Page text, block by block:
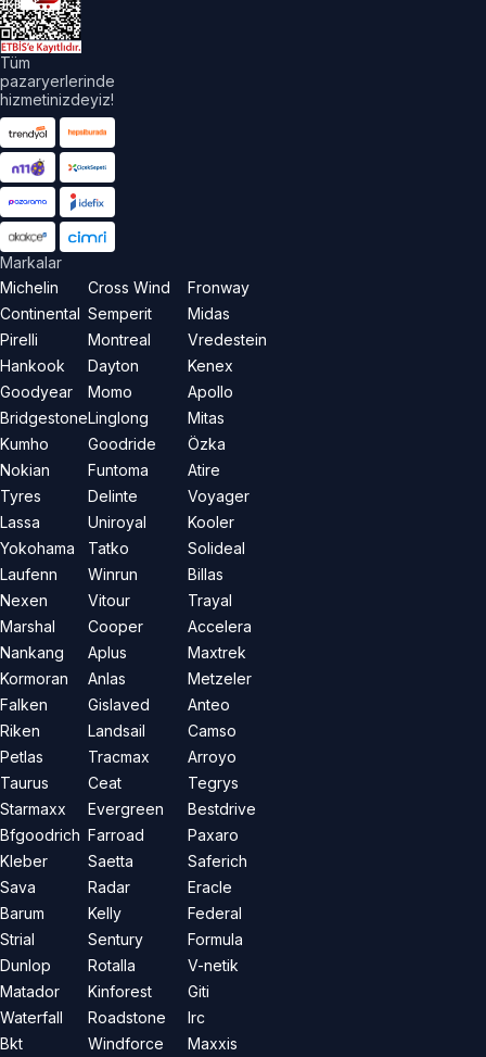
Tüm
pazaryerlerinde
hizmetinizdeyiz!
Markalar
Michelin
Continental
Pirelli
Hankook
Goodyear
Bridgestone
Kumho
Nokian
Tyres
Lassa
Yokohama
Laufenn
Nexen
Marshal
Nankang
Kormoran
Falken
Riken
Petlas
Taurus
Starmaxx
Bfgoodrich
Kleber
Sava
Barum
Strial
Dunlop
Matador
Waterfall
Bkt
Cross Wind
Semperit
Montreal
Dayton
Momo
Linglong
Goodride
Funtoma
Delinte
Uniroyal
Tatko
Winrun
Vitour
Cooper
Aplus
Anlas
Gislaved
Landsail
Tracmax
Ceat
Evergreen
Farroad
Saetta
Radar
Kelly
Sentury
Rotalla
Kinforest
Roadstone
Windforce
Fronway
Midas
Vredestein
Kenex
Apollo
Mitas
Özka
Atire
Voyager
Kooler
Solideal
Billas
Trayal
Accelera
Maxtrek
Metzeler
Anteo
Camso
Arroyo
Tegrys
Bestdrive
Paxaro
Saferich
Eracle
Federal
Formula
V-netik
Giti
Irc
Maxxis